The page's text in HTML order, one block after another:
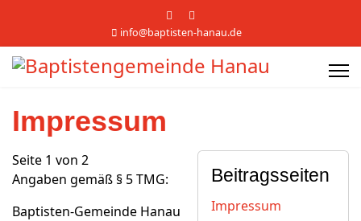
info@baptisten-hanau.de
Impressum
Beitragsseiten
Impressum
Seite 1 von 2
Angaben gemäß § 5 TMG:
Baptisten-Gemeinde Hanau